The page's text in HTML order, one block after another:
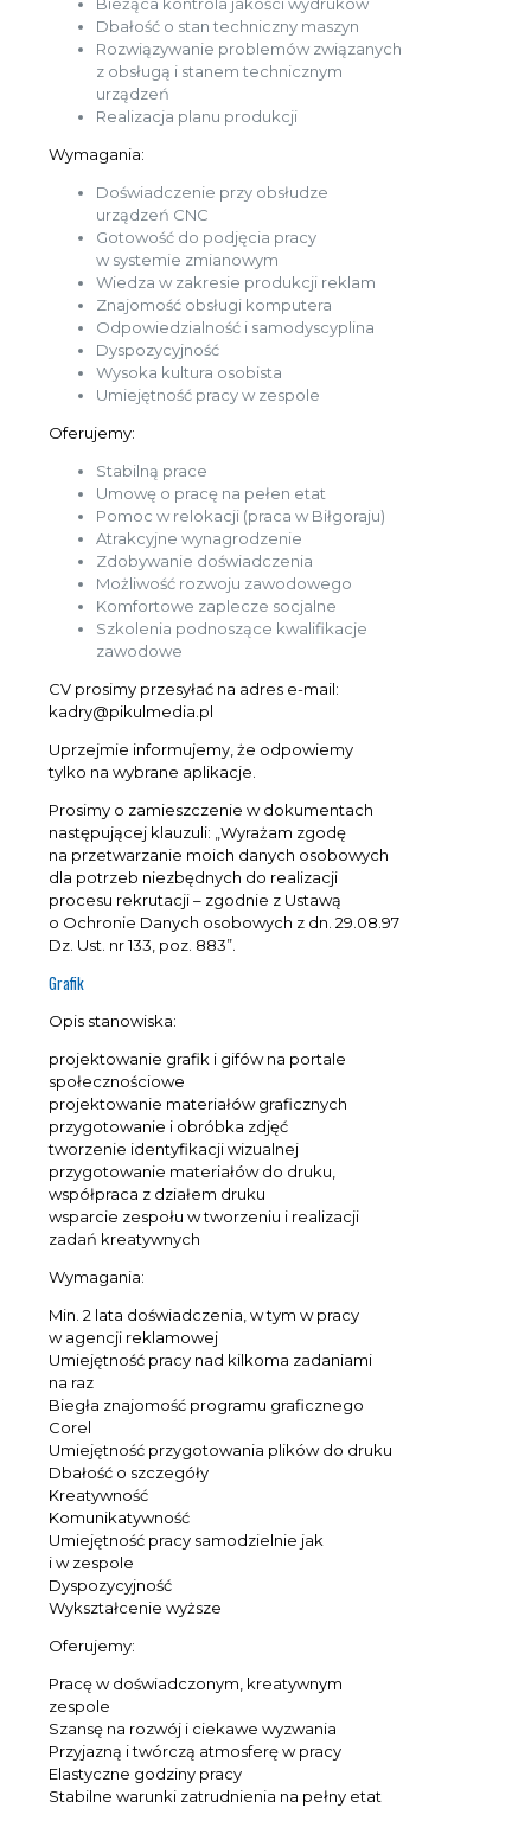
Bieżąca kontrola jakości wydruków
Dbałość o stan techniczny maszyn
Rozwiązywanie problemów związanych
z obsługą i stanem technicznym
urządzeń
Realizacja planu produkcji
Wymagania:
Doświadczenie przy obsłudze
urządzeń CNC
Gotowość do podjęcia pracy
w systemie zmianowym
Wiedza w zakresie produkcji reklam
Znajomość obsługi komputera
Odpowiedzialność i samodyscyplina
Dyspozycyjność
Wysoka kultura osobista
Umiejętność pracy w zespole
Oferujemy:
Stabilną prace
Umowę o pracę na pełen etat
Pomoc w relokacji (praca w Biłgoraju)
Atrakcyjne wynagrodzenie
Zdobywanie doświadczenia
Możliwość rozwoju zawodowego
Komfortowe zaplecze socjalne
Szkolenia podnoszące kwalifikacje
zawodowe
CV prosimy przesyłać na adres e-mail:
kadry@pikulmedia.pl
Uprzejmie informujemy, że odpowiemy
tylko na wybrane aplikacje.
Prosimy o zamieszczenie w dokumentach
następującej klauzuli: „Wyrażam zgodę
na przetwarzanie moich danych osobowych
dla potrzeb niezbędnych do realizacji
procesu rekrutacji – zgodnie z Ustawą
o Ochronie Danych osobowych z dn. 29.08.97
Dz. Ust. nr 133, poz. 883”.
Grafik
Opis stanowiska:
projektowanie grafik i gifów na portale
społecznościowe
projektowanie materiałów graficznych
przygotowanie i obróbka zdjęć
tworzenie identyfikacji wizualnej
przygotowanie materiałów do druku,
współpraca z działem druku
wsparcie zespołu w tworzeniu i realizacji
zadań kreatywnych
Wymagania:
Min. 2 lata doświadczenia, w tym w pracy
w agencji reklamowej
Umiejętność pracy nad kilkoma zadaniami
na raz
Biegła znajomość programu graficznego
Corel
Umiejętność przygotowania plików do druku
Dbałość o szczegóły
Kreatywność
Komunikatywność
Umiejętność pracy samodzielnie jak
i w zespole
Dyspozycyjność
Wykształcenie wyższe
Oferujemy:
Pracę w doświadczonym, kreatywnym
zespole
Szansę na rozwój i ciekawe wyzwania
Przyjazną i twórczą atmosferę w pracy
Elastyczne godziny pracy
Stabilne warunki zatrudnienia na pełny etat